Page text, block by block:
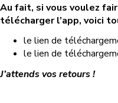
Au fait, si vous voulez
télécharger l’app, voici
le lien de
le lien de
J’attends vos retours !